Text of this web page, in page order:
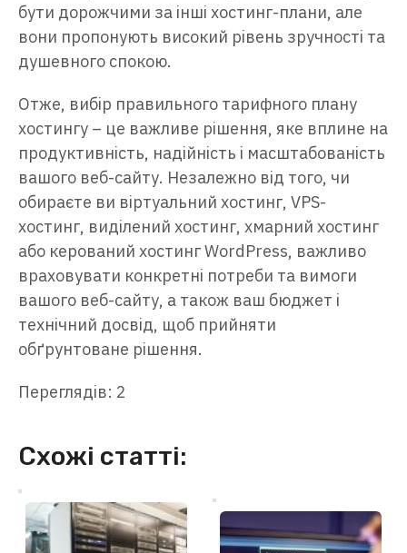
бути дорожчими за інші хостинг-плани, але
вони пропонують високий рівень зручності та
душевного спокою.
Отже, вибір правильного тарифного плану
хостингу – це важливе рішення, яке вплине на
продуктивність, надійність і масштабованість
вашого веб-сайту. Незалежно від того, чи
обираєте ви віртуальний хостинг, VPS-
хостинг, виділений хостинг, хмарний хостинг
або керований хостинг WordPress, важливо
враховувати конкретні потреби та вимоги
вашого веб-сайту, а також ваш бюджет і
технічний досвід, щоб прийняти
обґрунтоване рішення.
Переглядів: 2
Схожі статті: